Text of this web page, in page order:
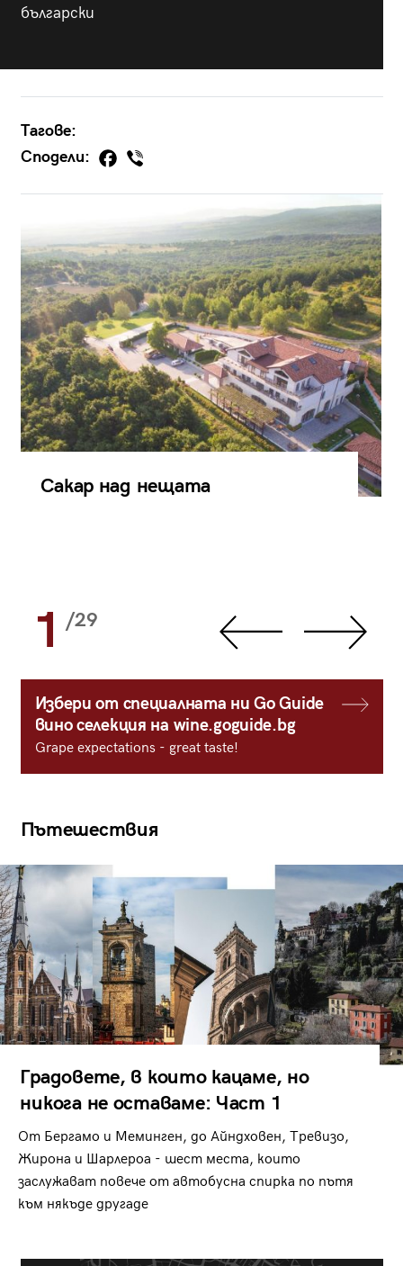
български
Тагове:
Сподели:
Сакар над нещата
1 /29
Избери от специалната ни Go Guide
вино селекция на wine.goguide.bg
Grape expectations - great taste!
Пътешествия
Градовете, в които кацаме, но
никога не оставаме: Част 1
От Бергамо и Меминген, до Айндховен, Тревизо,
Жирона и Шарлероа - шест места, които
заслужават повече от автобусна спирка по пътя
към някъде другаде